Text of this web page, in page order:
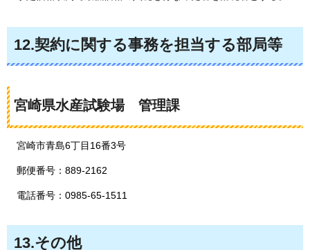
12.契約に関する事務を担当する部局等
宮崎県水産試験場 管理課
宮崎市青島6丁目16番3号
郵便番号：889-2162
電話番号：0985-65-1511
13.その他